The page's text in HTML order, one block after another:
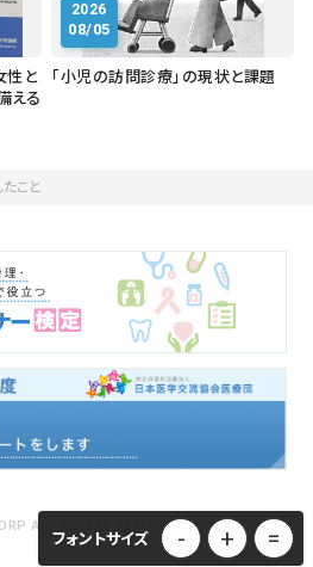
性と
える
2026
08/05
「小児の訪問診療」の現状と課題
こと
ALL RIGHTS RESERVED.
フォントサイズ - + =